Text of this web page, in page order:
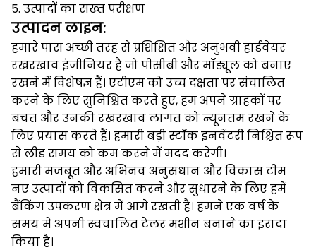
5. उत्पादों का सख्त परीक्षण
उत्पादन लाइन:
हमारे पास अच्छी तरह से प्रशिक्षित और अनुभवी हार्डवेयर
रखरखाव इंजीनियर हैं जो पीसीबी और मॉड्यूल को बनाए
रखने में विशेषज्ञ हैं। एटीएम को उच्च दक्षता पर संचालित
करने के लिए सुनिश्चित करते हुए, हम अपने ग्राहकों पर
बचत और उनकी रखरखाव लागत को न्यूनतम रखने के
लिए प्रयास करते हैं। हमारी बड़ी स्टॉक इनवेंटरी निश्चित रूप
से लीड समय को कम करने में मदद करेगी।
हमारी मजबूत और अभिनव अनुसंधान और विकास टीम
नए उत्पादों को विकसित करने और सुधारने के लिए हमें
बैंकिंग उपकरण क्षेत्र में आगे रखती है। हमने एक वर्ष के
समय में अपनी स्वचालित टेलर मशीन बनाने का इरादा
किया है।